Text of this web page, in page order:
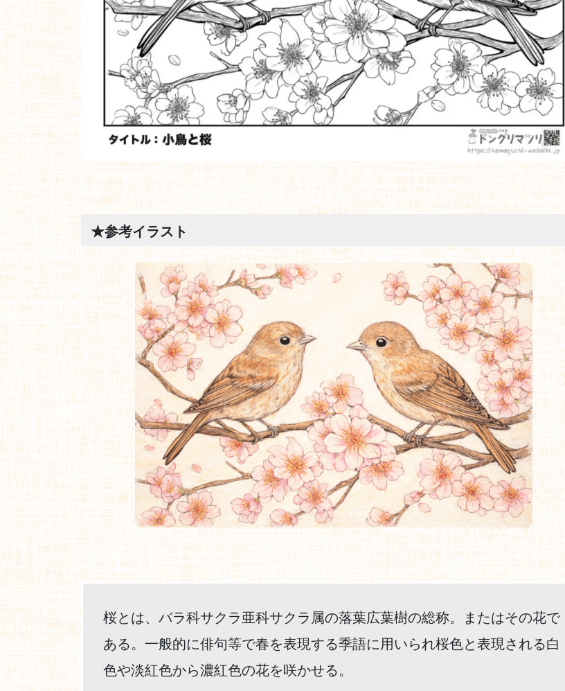
★参考イラスト
桜とは、バラ科サクラ亜科サクラ属の落葉広葉樹の総称。またはその花で
ある。一般的に俳句等で春を表現する季語に用いられ桜色と表現される白
色や淡紅色から濃紅色の花を咲かせる。